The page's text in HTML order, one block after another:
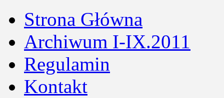
Strona Główna
Archiwum I-IX.2011
Regulamin
Kontakt